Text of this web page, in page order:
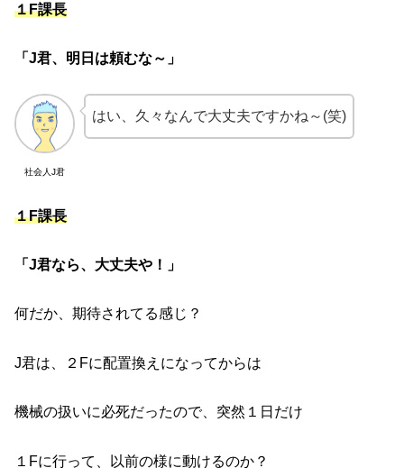
１F課長
「J君、明日は頼むな～」
社会人J君
はい、久々なんで大丈夫ですかね～(笑)
１F課長
「J君なら、大丈夫や！」
何だか、期待されてる感じ？
J君は、２Fに配置換えになってからは
機械の扱いに必死だったので、突然１日だけ
１Fに行って、以前の様に動けるのか？